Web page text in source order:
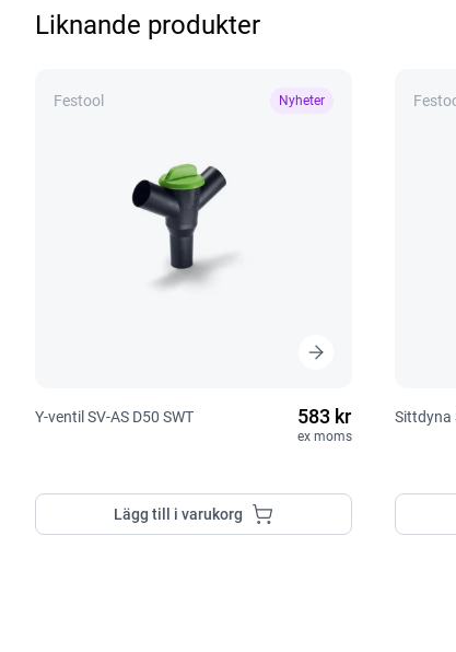
Liknande produkter
Festool Nyheter
Y-ventil SV-AS D50 SWT 583 kr
ex moms
Lägg till i varukorg
Sittdyna